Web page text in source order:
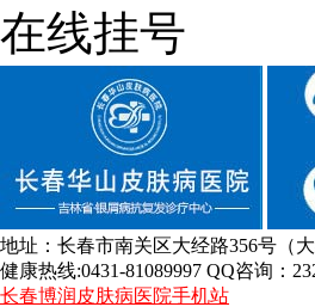
在线挂号
地址：长春市南关区大经路356号（
健康热线:0431-81089997 QQ咨询：
长春博润皮肤病医院手机站